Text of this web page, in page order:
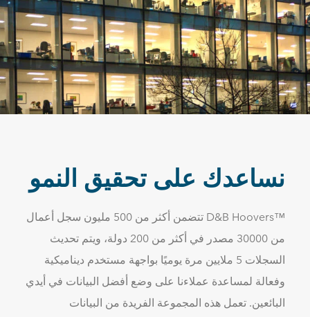
نساعدك على تحقيق النمو
™D&B Hoovers تتضمن أكثر من 500 مليون سجل أعمال
من 30000 مصدر في أكثر من 200 دولة، ويتم تحديث
السجلات 5 ملايين مرة يوميًا بواجهة مستخدم ديناميكية
وفعالة لمساعدة عملاءنا على وضع أفضل البيانات في أيدي
البائعين. تعمل هذه المجموعة الفريدة من البيانات